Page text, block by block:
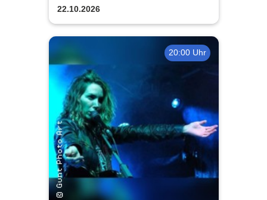
Band - Miles of Time Tour
2026
22.10.2026
20:00 Uhr